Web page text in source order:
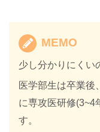
MEMO
少し分かりにくい
医学部生は卒業後
に専攻医研修(3~4
す。